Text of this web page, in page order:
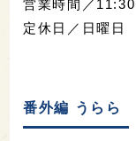
営業時間／
定休日／日曜日
番外編 うらら